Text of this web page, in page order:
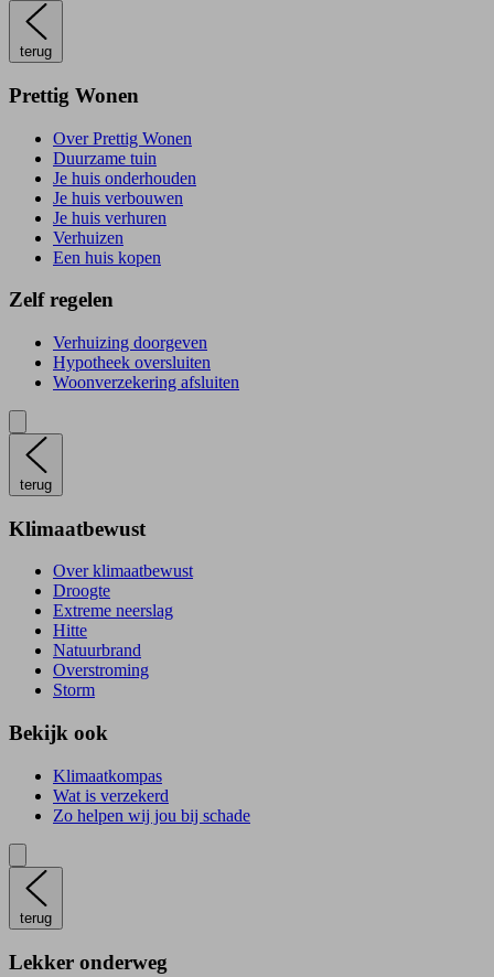
terug
Prettig Wonen
Over Prettig Wonen
Duurzame tuin
Je huis onderhouden
Je huis verbouwen
Je huis verhuren
Verhuizen
Een huis kopen
Zelf regelen
Verhuizing doorgeven
Hypotheek oversluiten
Woonverzekering afsluiten
terug
Klimaatbewust
Over klimaatbewust
Droogte
Extreme neerslag
Hitte
Natuurbrand
Overstroming
Storm
Bekijk ook
Klimaatkompas
Wat is verzekerd
Zo helpen wij jou bij schade
terug
Lekker onderweg